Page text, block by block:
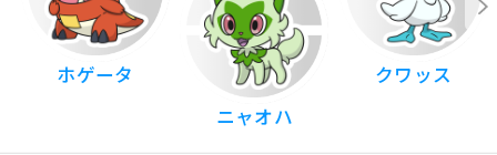
ホゲータ
ニャオハ
クワッス